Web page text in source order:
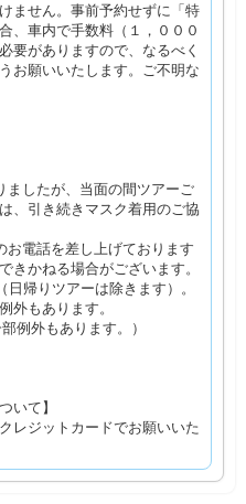
ません。事前予約せずに「特
、車内で手数料（１，０００
要がありますので、なるべく
お願いいたします。ご不明な
ましたが、当面の間ツアーご
、引き続きマスク着用のご協
お電話を差し上げております
きかねる場合がございます。
帰りツアーは除きます）。
外もあります。
例外もあります。）
いて】
レジットカードでお願いいた